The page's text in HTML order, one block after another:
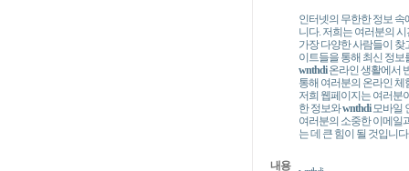
내용
인터넷의 무한한 정보
니다. 저희는 여러분의
가장 다양한 사람들이
이트들을 통해 최신 정보
wnthdi온라인 생활에서
통해 여러분의 온라인
저희 웹페이지는 여러분
한 정보와wnthdi모바일
여러분의 소중한 이메일
는 데 큰 힘이 될 것입니다.